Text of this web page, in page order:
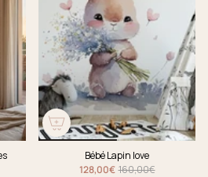
Bébé Lapin love
128,00€ 160,00€